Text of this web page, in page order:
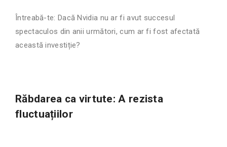
Întreabă-te: Dacă Nvidia nu ar fi avut succesul
spectaculos din anii următori, cum ar fi fost afectată
această investiție?
Răbdarea ca virtute: A rezista
fluctuațiilor